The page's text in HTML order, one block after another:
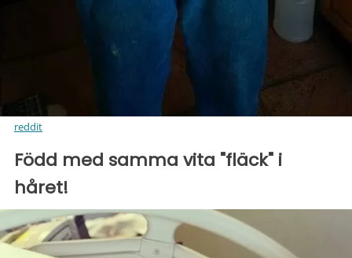
reddit
Född med samma vita "fläck" i
håret!